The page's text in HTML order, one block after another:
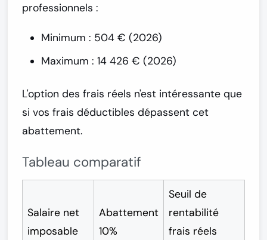
professionnels :
Minimum : 504 € (2026)
Maximum : 14 426 € (2026)
L'option des frais réels n'est intéressante que
si vos frais déductibles dépassent cet
abattement.
Tableau comparatif
Salaire net
imposable
Abattement
10%
Seuil de
rentabilité
frais réels